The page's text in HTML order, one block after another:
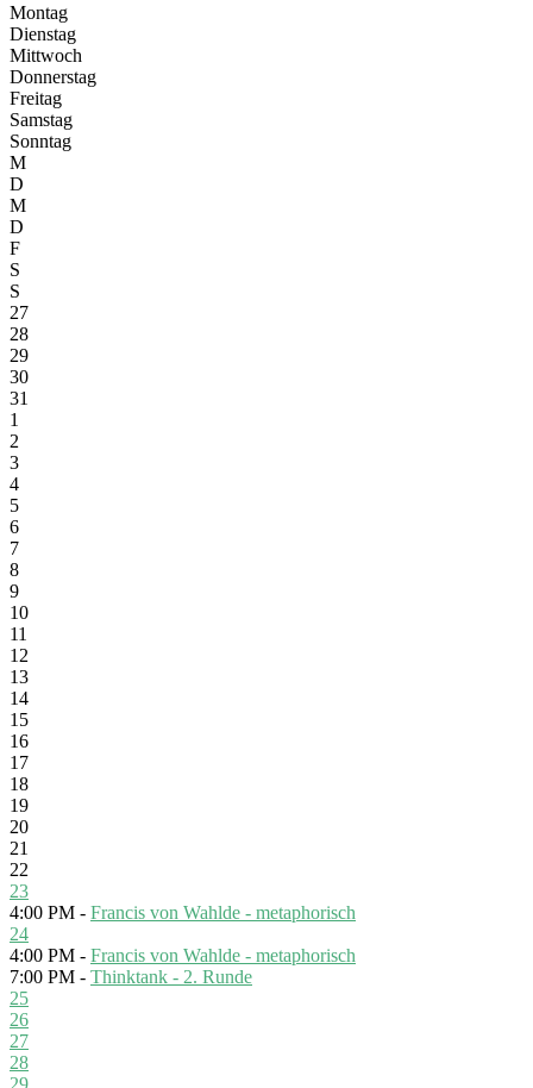
Montag
Dienstag
Mittwoch
Donnerstag
Freitag
Samstag
Sonntag
M
D
M
D
F
S
S
27
28
29
30
31
1
2
3
4
5
6
7
8
9
10
11
12
13
14
15
16
17
18
19
20
21
22
23
4:00 PM - Francis von Wahlde - metaphorisch
24
4:00 PM - Francis von Wahlde - metaphorisch
7:00 PM - Thinktank - 2. Runde
25
26
27
28
29